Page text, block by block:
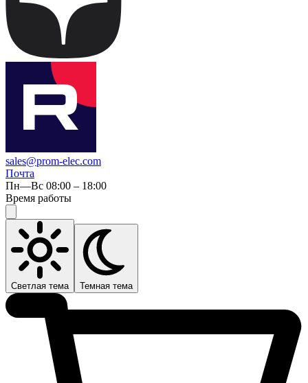
sales@prom-elec.com
Почта
Пн—Вс 08:00 – 18:00
Время работы
Светлая тема Темная тема